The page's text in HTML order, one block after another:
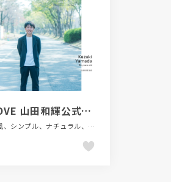
LAST LOVE 山田和輝公式婚活サイト
ギャラリー風、シンプル、ナチュラル、ホワイト系、ポートフォリオ、大きめ写真、飲食店・グルメ・ウェディング